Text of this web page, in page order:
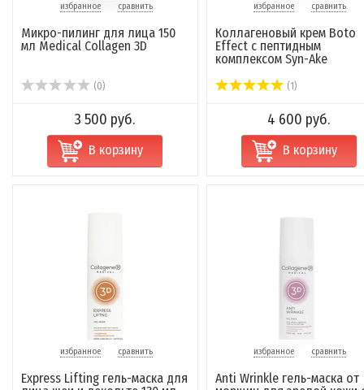
избранное сравнить
Микро-пилинг для лица 150
мл Medical Collagen 3D
(0)
3 500 руб.
В корзину
избранное сравнить
Коллагеновый крем Boto
Effect с пептидным
комплексом Syn-Ake
(1)
4 600 руб.
В корзину
избранное сравнить
Express Lifting гель-маска для
избранное сравнить
Anti Wrinkle гель-маска от